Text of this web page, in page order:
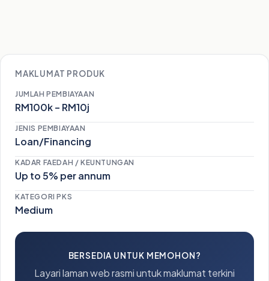
MAKLUMAT PRODUK
JUMLAH PEMBIAYAAN
RM100k – RM10j
JENIS PEMBIAYAAN
Loan/Financing
KADAR FAEDAH / KEUNTUNGAN
Up to 5% per annum
KATEGORI PKS
Medium
BERSEDIA UNTUK MEMOHON?
Layari laman web rasmi untuk maklumat terkini